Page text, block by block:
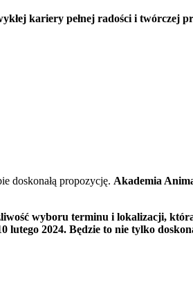
kariery pełnej radości i twórczej
doskonałą propozycję. Akademia
wyboru terminu i lokalizacji,
2024. Będzie to nie tylko